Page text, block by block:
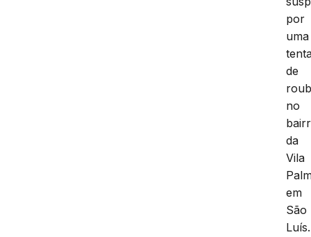
por
uma
de
no
da
Vila
em
São
Luís.